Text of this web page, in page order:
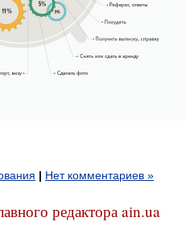
| Нет комментариев »
редактора ain.ua